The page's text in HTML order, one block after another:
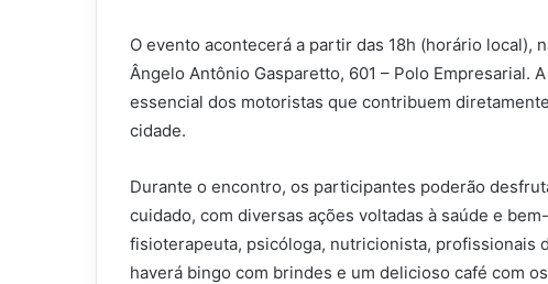
O evento acontecerá a partir das 18h (horário local),
Ângelo Antônio Gasparetto, 601 – Polo Empresarial.
essencial dos motoristas que contribuem
cidade.
Durante o encontro, os participantes poderão
cuidado, com diversas ações voltadas à saúde e
fisioterapeuta, psicóloga, nutricionista, profissionais
haverá bingo com brindes e um delicioso café com